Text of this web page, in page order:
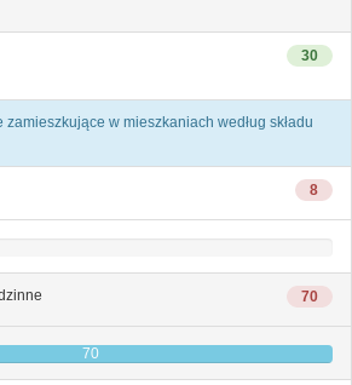
30
w mieszkaniach według składu
8
70
70